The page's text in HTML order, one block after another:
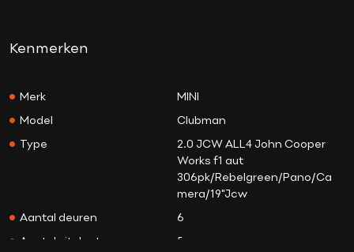
Kenmerken
Merk MINI
Model Clubman
Type
2.0 JCW ALL4 John Cooper
Works f1 aut
306pk/Rebelgreen/Pano/Ca
mera/19"Jcw
Aantal deuren 6
Aantal zitplaatsen 5